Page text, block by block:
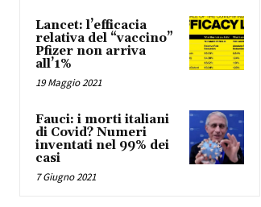
Lancet: l’efficacia
relativa del “vaccino”
Pfizer non arriva
all’1%
19 Maggio 2021
Fauci: i morti italiani
di Covid? Numeri
inventati nel 99% dei
casi
7 Giugno 2021